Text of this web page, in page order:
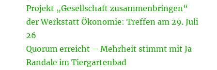
Projekt „Gesellschaft zusammenbringen“
der Werkstatt Ökonomie: Treffen am 29. Juli
26
Quorum erreicht – Mehrheit stimmt mit Ja
Randale im Tiergartenbad